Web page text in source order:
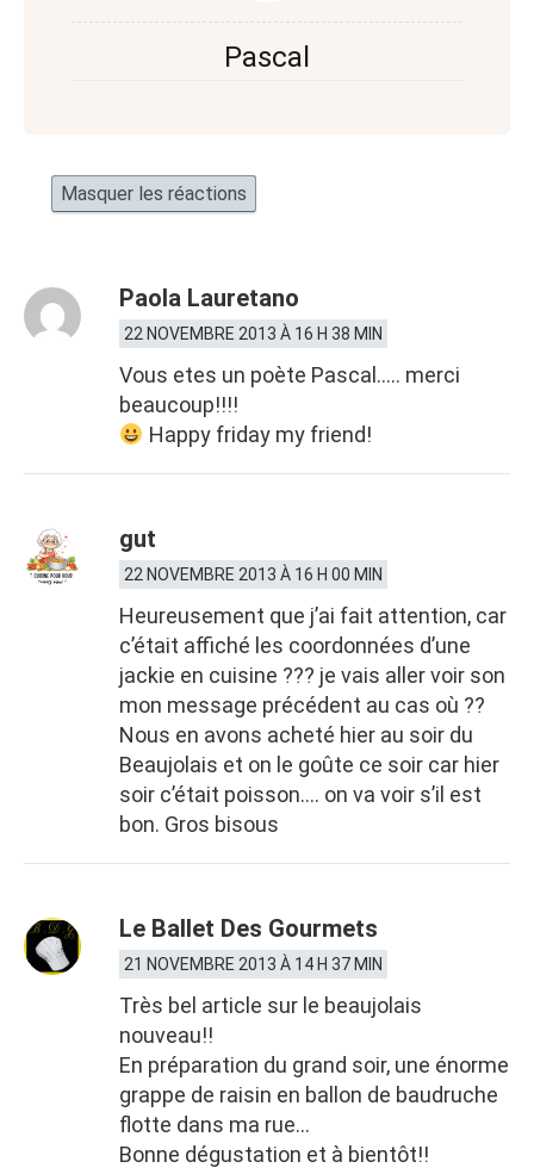
Pascal
Masquer les réactions
Paola Lauretano
22 NOVEMBRE 2013 À 16 H 38 MIN
Vous etes un poète Pascal….. merci
beaucoup!!!!
Happy friday my friend!
gut
22 NOVEMBRE 2013 À 16 H 00 MIN
Heureusement que j’ai fait attention, car
c’était affiché les coordonnées d’une
jackie en cuisine ??? je vais aller voir son
mon message précédent au cas où ??
Nous en avons acheté hier au soir du
Beaujolais et on le goûte ce soir car hier
soir c’était poisson…. on va voir s’il est
bon. Gros bisous
Le Ballet Des Gourmets
21 NOVEMBRE 2013 À 14 H 37 MIN
Très bel article sur le beaujolais
nouveau!!
En préparation du grand soir, une énorme
grappe de raisin en ballon de baudruche
flotte dans ma rue…
Bonne dégustation et à bientôt!!